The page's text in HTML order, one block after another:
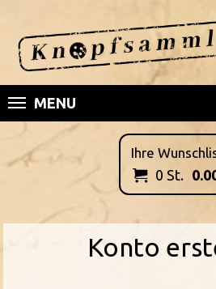
MENU
Ihre
 0 St.
Konto